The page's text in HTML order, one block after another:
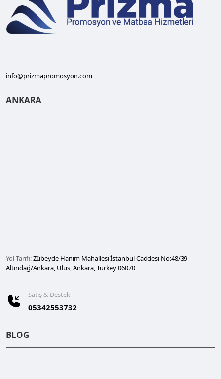
info@prizmapromosyon.com
ANKARA
Yol Tarifi:Zübeyde Hanım Mahallesi İstanbul Caddesi No:48/39
Altındağ/Ankara, Ulus, Ankara, Turkey 06070
Satış & Destek
05342553732
BLOG